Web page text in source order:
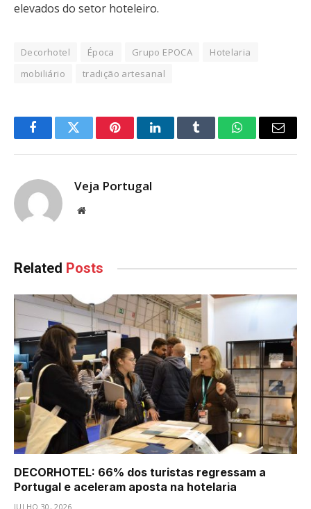
elevados do setor hoteleiro.
Decorhotel Época Grupo EPOCA
Hotelaria
mobiliário
tradição artesanal
FacebookTwitter PinterestLinkedInTumblr WhatsAppEmail
Veja Portugal
Website
Related Posts
DECORHOTEL: 66% dos turistas regressam a
Portugal e aceleram aposta na hotelaria
JULHO 30, 2026